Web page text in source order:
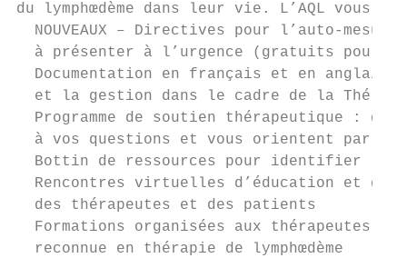
du lymphœdème dans leur vie. L’AQL vous
NOUVEAUX – Directives pour l’auto-
à présenter à l’urgence (gratuits pour
Documentation en français et en anglais
et la gestion dans le cadre de la
Programme de soutien thérapeutique :
à vos questions et vous orientent par
Bottin de ressources pour identifier
Rencontres virtuelles d’éducation et
  des thérapeutes et des patients
Formations organisées aux thérapeutes
  reconnue en thérapie de lymphœdème